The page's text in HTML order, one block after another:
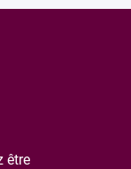
être